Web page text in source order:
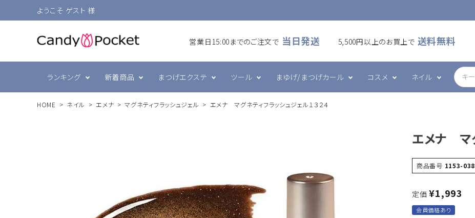
ようこそ ゲスト 様
営業日15:00までのご注文で 当日発送 5,500円以上のお買上で 送料無料
ランキング 新着商品 まつげエクステ ツール まゆげ/まつげカール コスメ ネイル
HOME ネイル エメナ マグネティフラッシュジェル エメナ マグネティフラッシュジェル１３２４
エメナ マ
商品番号 1153-
定価 ¥1,993
会員価格あり